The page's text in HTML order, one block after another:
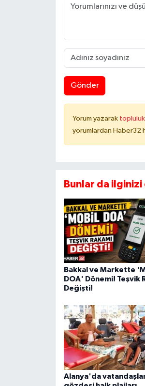
Gönder
Yorum yazarak topluluk
yorumlardan Haber32
Bunlar da
Bakkal ve Markette
DOA' Dönemi! Teşvik
Değişti!
Alanya'da